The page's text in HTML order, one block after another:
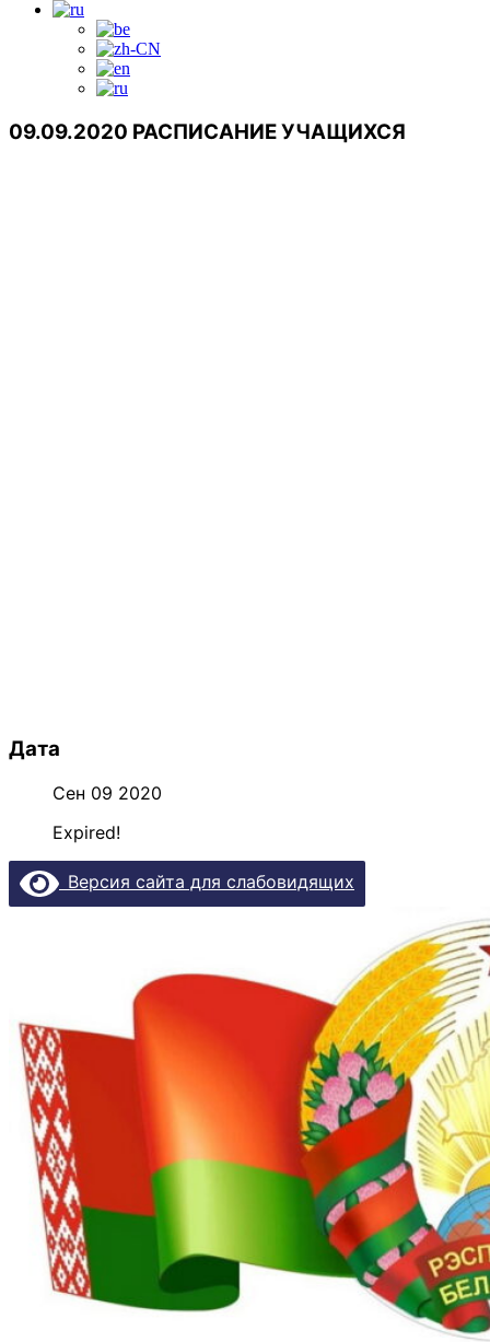
09.09.2020 РАСПИСАНИЕ УЧАЩИХСЯ
Дата
Сен 09 2020
Expired!
Версия сайта для слабовидящих